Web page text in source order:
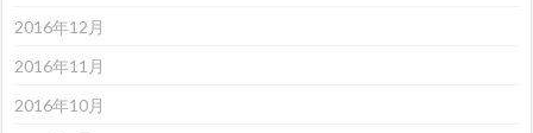
2016年12月
2016年11月
2016年10月